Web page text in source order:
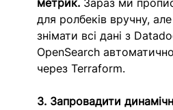
метрик. Зараз ми
для ролбеків вручну,
знімати всі дані з
OpenSearch
через Terraform.
3. Запровадити